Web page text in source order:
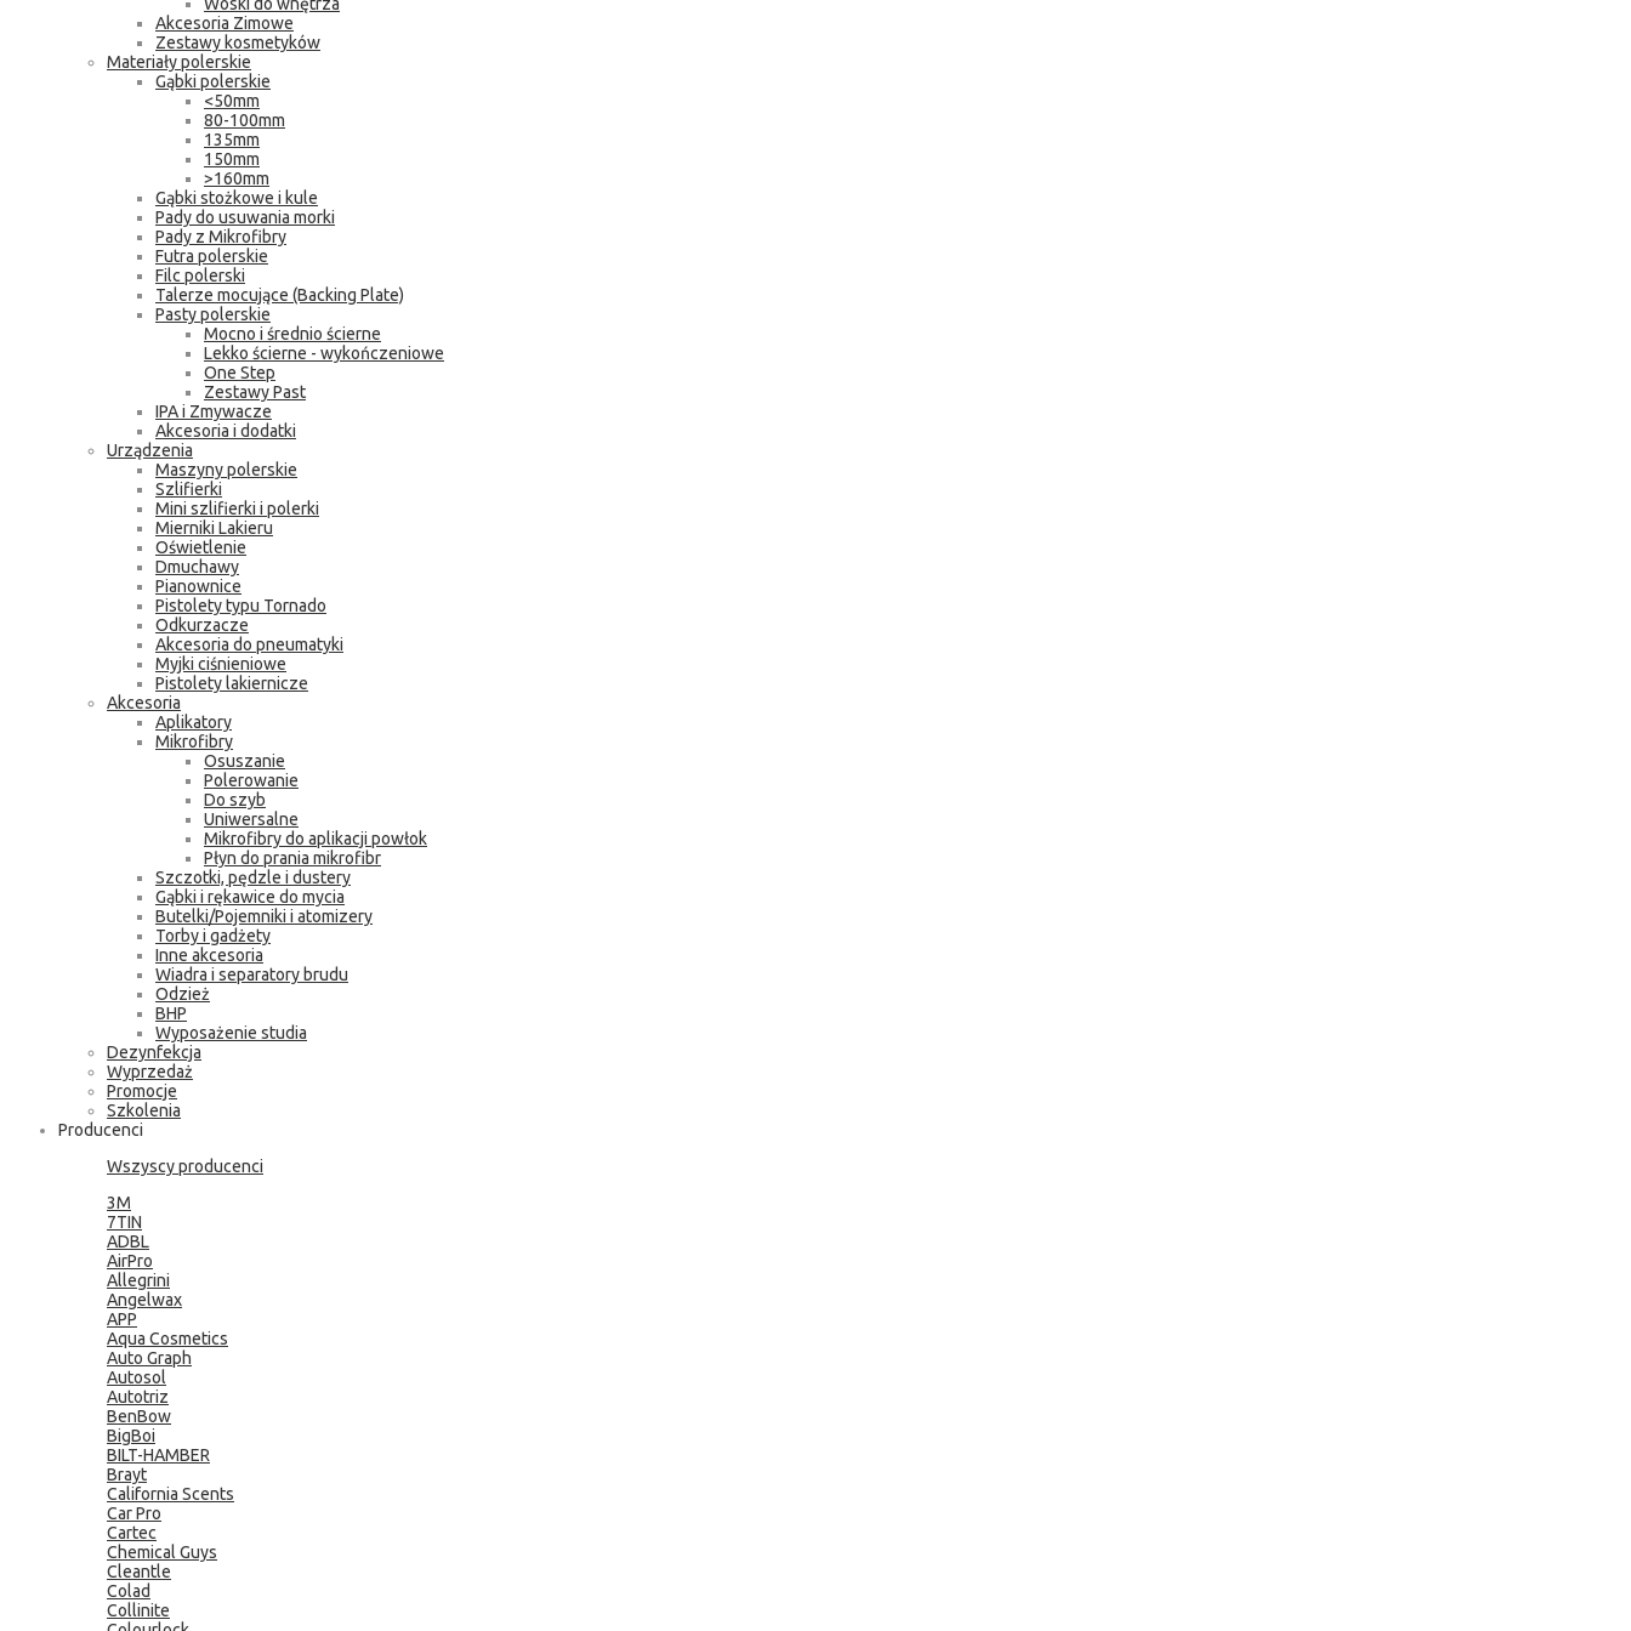
Akcesoria Zimowe
Zestawy kosmetyków
Materiały polerskie
Gąbki polerskie
<50mm
80-100mm
135mm
150mm
>160mm
Gąbki stożkowe i kule
Pady do usuwania morki
Pady z Mikrofibry
Futra polerskie
Filc polerski
Talerze mocujące (Backing Plate)
Pasty polerskie
Mocno i średnio ścierne
Lekko ścierne - wykończeniowe
One Step
Zestawy Past
IPA i Zmywacze
Akcesoria i dodatki
Urządzenia
Maszyny polerskie
Szlifierki
Mini szlifierki i polerki
Mierniki Lakieru
Oświetlenie
Dmuchawy
Pianownice
Pistolety typu Tornado
Odkurzacze
Akcesoria do pneumatyki
Myjki ciśnieniowe
Pistolety lakiernicze
Akcesoria
Aplikatory
Mikrofibry
Osuszanie
Polerowanie
Do szyb
Uniwersalne
Mikrofibry do aplikacji powłok
Płyn do prania mikrofibr
Szczotki, pędzle i dustery
Gąbki i rękawice do mycia
Butelki/Pojemniki i atomizery
Torby i gadżety
Inne akcesoria
Wiadra i separatory brudu
Odzież
BHP
Wyposażenie studia
Dezynfekcja
Wyprzedaż
Promocje
Szkolenia
Producenci
Wszyscy producenci
3M
7TIN
ADBL
AirPro
Allegrini
Angelwax
APP
Aqua Cosmetics
Auto Graph
Autosol
Autotriz
BenBow
BigBoi
BILT-HAMBER
Brayt
California Scents
Car Pro
Cartec
Chemical Guys
Cleantle
Colad
Collinite